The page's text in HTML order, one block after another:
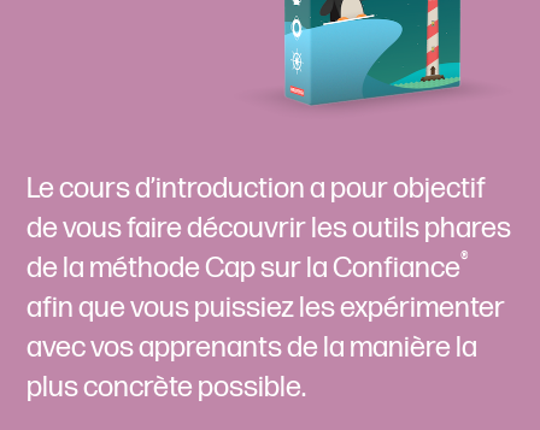
Le cours d’introduction a pour objectif
de vous faire découvrir les outils phares
de la méthode Cap sur la Confiance®
afin que vous puissiez les expérimenter
avec vos apprenants de la manière la
plus concrète possible.